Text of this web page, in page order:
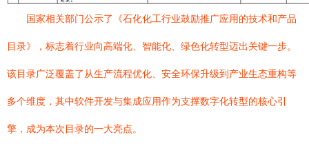
国家相关部门公示了《石化化工行业鼓励推广应用的技术和产品
目录》，标志着行业向高端化、智能化、绿色化转型迈出关键一步。
该目录广泛覆盖了从生产流程优化、安全环保升级到产业生态重构等
多个维度，其中软件开发与集成应用作为支撑数字化转型的核心引
擎，成为本次目录的一大亮点。